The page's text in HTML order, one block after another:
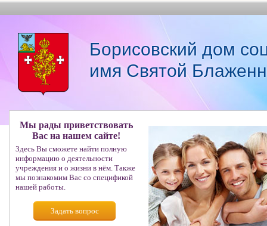
Борисовский дом
имя Святой
Мы рады приветствовать
Вас на нашем сайте!
Здесь Вы сможете найти полную
информацию о деятельности
учреждения и о жизни в нём. Также
мы познакомим Вас со спецификой
нашей работы.
Задать вопрос